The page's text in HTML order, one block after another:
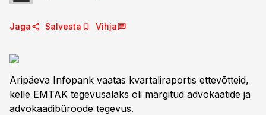
Jaga Salvesta Vihja
Äripäeva Infopank vaatas kvartaliraportis ettevõtteid,
kelle EMTAK tegevusalaks oli märgitud advokaatide ja
advokaadibüroode tegevus.